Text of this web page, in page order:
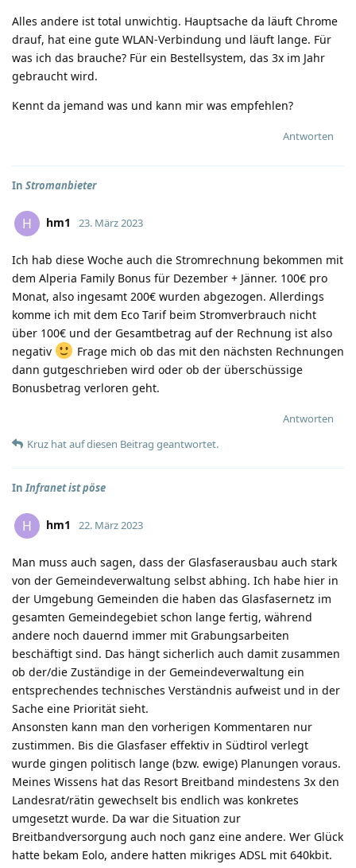
Alles andere ist total unwichtig. Hauptsache da läuft Chrome
drauf, hat eine gute WLAN-Verbindung und läuft lange. Für
was ich das brauche? Für ein Bestellsystem, das 3x im Jahr
gebraucht wird.
Kennt da jemand was und kann mir was empfehlen?
Antworten
In Stromanbieter
H hm1 23. März 2023
Ich hab diese Woche auch die Stromrechnung bekommen mit
dem Alperia Family Bonus für Dezember + Jänner. 100€ pro
Monat, also ingesamt 200€ wurden abgezogen. Allerdings
komme ich mit dem Eco Tarif beim Stromverbrauch nicht
über 100€ und der Gesamtbetrag auf der Rechnung ist also
negativ
Frage mich ob das mit den nächsten Rechnungen
dann gutgeschrieben wird oder ob der überschüssige
Bonusbetrag verloren geht.
Antworten
Kruz hatauf diesen Beitrag geantwortet.
InInfranet ist pöse
H hm1 22. März 2023
Man muss auch sagen, dass der Glasfaserausbau auch stark
von der Gemeindeverwaltung selbst abhing. Ich habe hier in
der Umgebung Gemeinden die haben das Glasfasernetz im
gesamten Gemeindegebiet schon lange fertig, während
andere noch dauernd immer mit Grabungsarbeiten
beschäftigt sind. Das hängt sicherlich auch damit zusammen
ob der/die Zuständige in der Gemeindeverwaltung ein
entsprechendes technisches Verständnis aufweist und in der
Sache eine Priorität sieht.
Ansonsten kann man den vorherigen Kommentaren nur
zustimmen. Bis die Glasfaser effektiv in Südtirol verlegt
wurde gingen politisch lange (bzw. ewige) Planungen voraus.
Meines Wissens hat das Resort Breitband mindestens 3x den
Landesrat/rätin gewechselt bis endlich was konkretes
umgesetzt wurde. Da war die Situation zur
Breitbandversorgung auch noch ganz eine andere. Wer Glück
hatte bekam Eolo, andere hatten mikriges ADSL mit 640kbit.